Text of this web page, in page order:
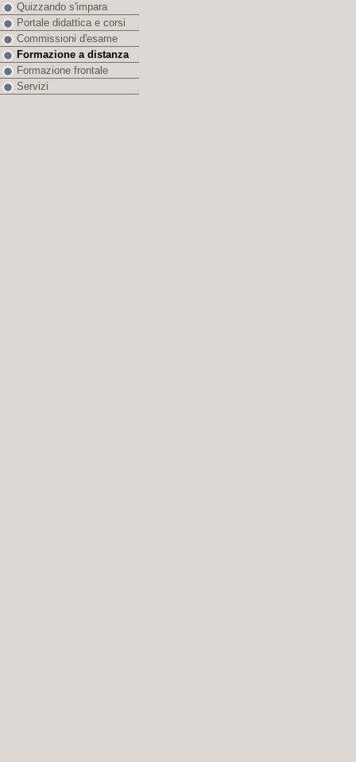
Quizzando s'impara
Portale didattica e corsi
Commissioni d'esame
Formazione a distanza
Formazione frontale
Servizi